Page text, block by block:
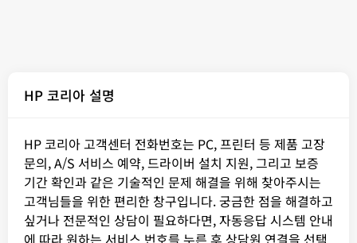
HP 코리아 설명
HP 코리아 고객센터 전화번호는 PC, 프린터 등 제품 고장
문의, A/S 서비스 예약, 드라이버 설치 지원, 그리고 보증
기간 확인과 같은 기술적인 문제 해결을 위해 찾아주시는
고객님들을 위한 편리한 창구입니다. 궁금한 점을 해결하고
싶거나 전문적인 상담이 필요하다면, 자동응답 시스템 안내
에 따라 원하는 서비스 번호를 누른 후 상담원 연결을 선택